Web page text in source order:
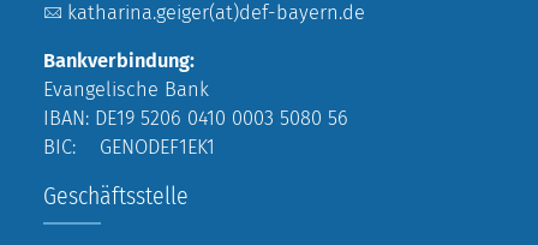
katharina.geiger(at)def-bayern.de
Bankverbindung:
Evangelische Bank
IBAN: DE19 5206 0410 0003 5080 56
BIC: GENODEF1EK1
Geschäftsstelle